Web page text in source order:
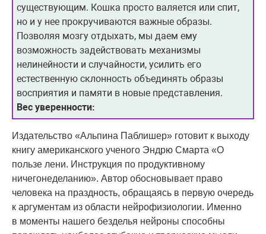
существующим. Кошка просто валяется или спит,
но и у нее прокручиваются важные образы.
Позволяя мозгу отдыхать, мы даем ему
возможность задействовать механизмы
нелинейности и случайности, усилить его
естественную склонность объединять образы
восприятия и памяти в новые представления.
Вес уверенности:
Издательство «Альпина Паблишер» готовит к выходу
книгу американского ученого Эндрю Смарта «О
пользе лени. Инструкция по продуктивному
ничегонеделанию». Автор обосновывает право
человека на праздность, обращаясь в первую очередь
к аргументам из области нейрофизиологии. Именно
в моменты нашего безделья нейроны способны